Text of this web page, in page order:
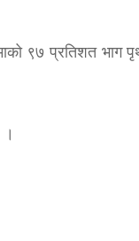
९७ प्रतिशत भाग